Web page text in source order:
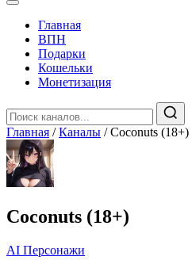
Главная
️ВПН
Подарки
Кошельки
Монетизация
Главная / Каналы / Coconuts (18+)
Coconuts (18+)
AI Персонажи